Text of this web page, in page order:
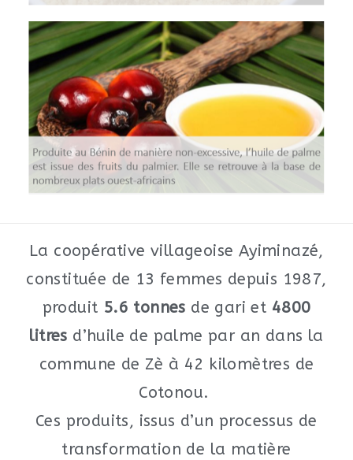
La coopérative villageoise Ayiminazé,
constituée de 13 femmes depuis 1987,
produit 5.6 tonnes de gari et 4800
litres d’huile de palme par an dans la
commune de Zè à 42 kilomètres de
Cotonou.
Ces produits, issus d’un processus de
transformation de la matière